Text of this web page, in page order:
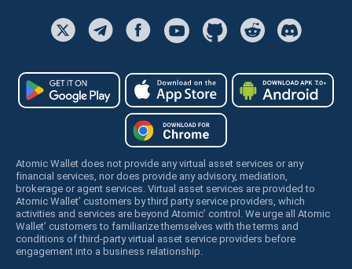
Atomic Wallet does not provide any virtual asset services or any
financial services, nor does provide any advisory, mediation,
brokerage or agent services. Virtual asset services are provided to
Atomic Wallet’ customers by third party service providers, which
activities and services are beyond Atomic’ control. We urge all Atomic
Wallet’ customers to familiarize themselves with the terms and
conditions of third-party virtual asset service providers before
engagement into a business relationship.